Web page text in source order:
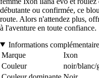
débutante ou confirmée, ce
route. Alors n'attendez plus,
à l'aventure en toute confiance.
Informations
Marque
Ixon
Couleur
noir/blanc/